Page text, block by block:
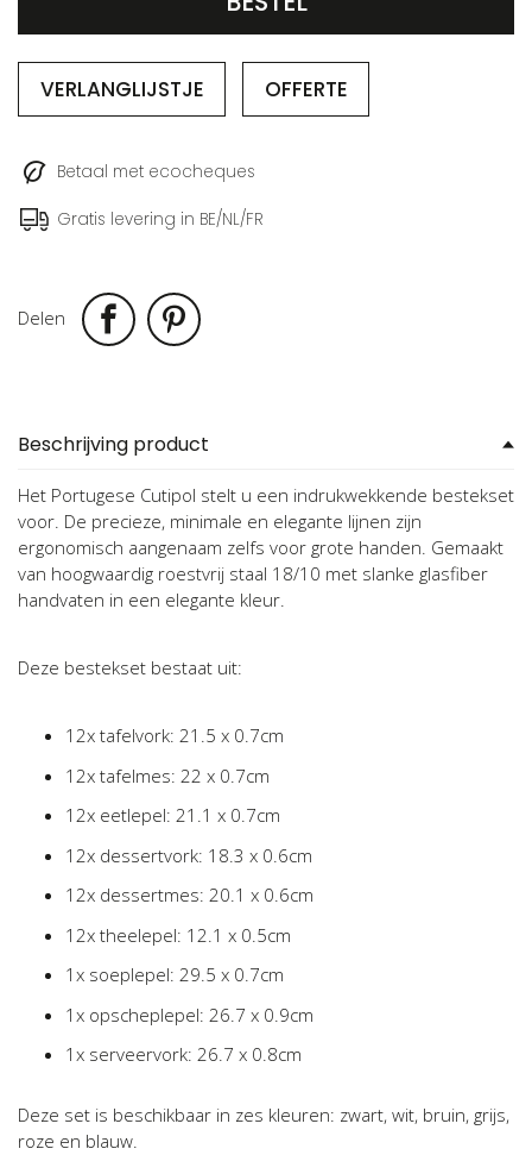
VERLANGLIJSTJE OFFERTE
Betaal met ecocheques
Gratis levering in BE/NL/FR
Delen
Beschrijving product
Het Portugese Cutipol stelt u een indrukwekkende bestekset
voor. De precieze, minimale en elegante lijnen zijn
ergonomisch aangenaam zelfs voor grote handen. Gemaakt
van hoogwaardig roestvrij staal 18/10 met slanke glasfiber
handvaten in een elegante kleur.
Deze bestekset bestaat uit:
12x tafelvork: 21.5 x 0.7cm
1 2x tafelmes: 22 x 0.7cm
12x eetlepel: 21.1 x 0.7cm
12x dessertvork: 18.3 x 0.6cm
12x dessertmes: 20.1 x 0.6cm
12x theelepel: 12.1 x 0.5cm
1x soeplepel: 29.5 x 0.7cm
1x opscheplepel: 26.7 x 0.9cm
1x serveervork: 26.7 x 0.8cm
Deze set is beschikbaar in zes kleuren: zwart, wit, bruin, grijs,
roze en blauw.